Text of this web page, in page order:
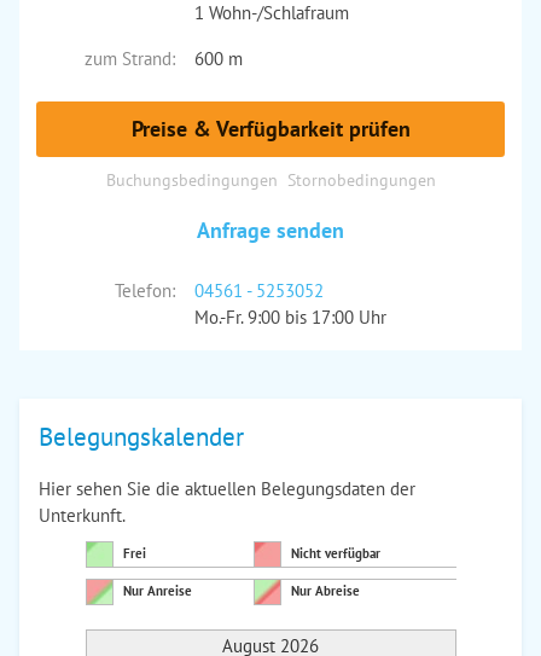
1 Wohn-/Schlafraum
zum Strand:
600 m
Preise & Verfügbarkeit prüfen
Buchungsbedingungen Stornobedingungen
Anfrage senden
Telefon:
04561 - 5253052
Mo.-Fr. 9:00 bis 17:00 Uhr
Belegungskalender
Hier sehen Sie die aktuellen Belegungsdaten der
Unterkunft.
Frei Nicht verfügbar
Nur Anreise Nur Abreise
August 2026